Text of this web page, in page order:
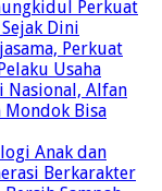
Perkuat
Dini
Perkuat
Usaha
Nasional, Alfan
Bisa
Anak dan
Berkarakter